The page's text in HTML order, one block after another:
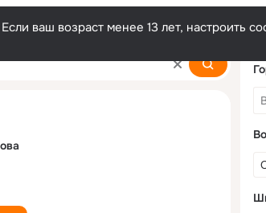
ваш возраст менее 13 лет, настроить